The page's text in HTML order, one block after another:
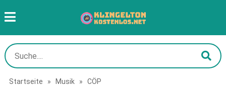
Startseite » Musik » CÖP